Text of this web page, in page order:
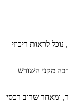
לראות ריכוזי
מקני השורש
ומאחר שרוב רכסי